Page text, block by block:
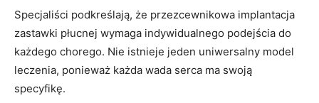
Specjaliści podkreślają, że przezcewnikowa implantacja
zastawki płucnej wymaga indywidualnego podejścia do
każdego chorego. Nie istnieje jeden uniwersalny model
leczenia, ponieważ każda wada serca ma swoją
specyfikę.